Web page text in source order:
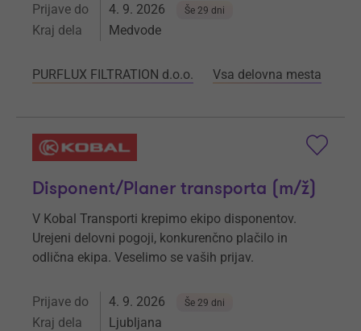
Prijave do 4. 9. 2026 Še 29 dni
Kraj dela Medvode
PURFLUX FILTRATION d.o.o. Vsa delovna mesta
Disponent/Planer transporta (m/ž)
V Kobal Transporti krepimo ekipo disponentov.
Urejeni delovni pogoji, konkurenčno plačilo in
odlična ekipa. Veselimo se vaših prijav.
Prijave do 4. 9. 2026 Še 29 dni
Kraj dela Ljubljana